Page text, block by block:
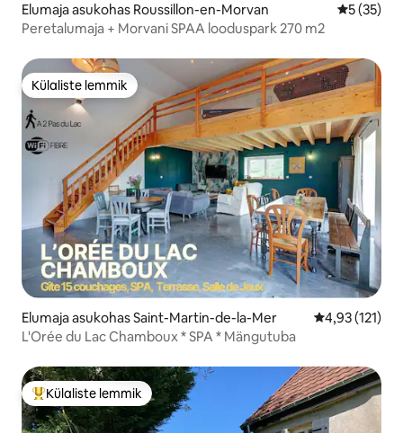
Elumaja asukohas Roussillon-en-Morvan Keskmine
5 (35)
Peretalumaja + Morvani SPAA looduspark 270 m2
Külaliste lemmik
Külaliste lemmik
Elumaja asukohas Saint-Martin-de-la-Mer Keskmine
4,93 (121)
L'Orée du Lac Chamboux * SPA * Mängutuba
Külaliste suur lemmik
Külaliste lemmik